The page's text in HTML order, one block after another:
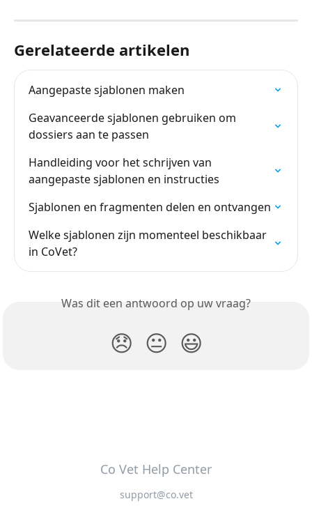
Gerelateerde artikelen
Aangepaste sjablonen maken
Geavanceerde sjablonen gebruiken om
dossiers aan te passen
Handleiding voor het schrijven van
aangepaste sjablonen en instructies
Sjablonen en fragmenten delen en ontvangen
Welke sjablonen zijn momenteel beschikbaar
in CoVet?
Was dit een antwoord op uw vraag?
😞 😐 😃
Co Vet Help Center
support@co.vet